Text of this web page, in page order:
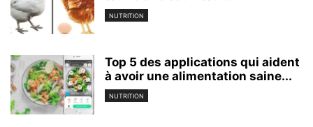
NUTRITION
Top 5 des applications qui aident
à avoir une alimentation saine...
NUTRITION